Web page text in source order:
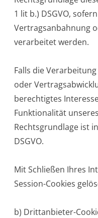
1 lit b.) DSGVO,
Vertragsanbahnung
verarbeitet werden.
Falls die
oder
berechtigtes
Funktionalität
Rechtsgrundlage ist
DSGVO.
Mit Schließen Ihres
Session-Cookies
b) Drittanbieter-